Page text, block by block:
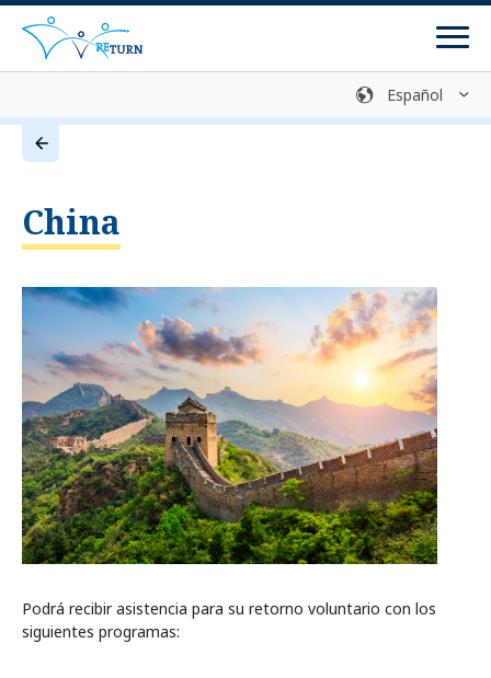
Biblioteca multimedia Contacto
Centros de asesoramiento
Programas
Programas de retorno
Programas de reintegración
Preparación del retorno
Comunicación de información y asesoramiento
Programas de los estados federales
China
Podrá recibir asistencia para su retorno voluntario con los
siguientes programas: